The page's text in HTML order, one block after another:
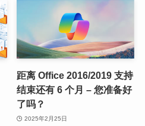
距离 Office 2016/2019 支持
结束还有 6 个月 – 您准备好
了吗？
2025年2月25日